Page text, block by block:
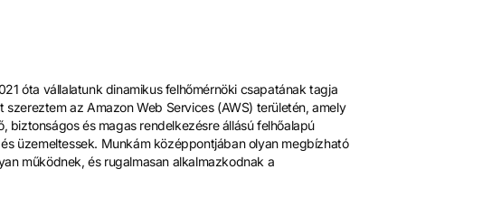
óta vállalatunk dinamikus felhőmérnöki csapatának tagja
az Amazon Web Services (AWS) területén, amely
biztonságos és magas rendelkezésre állású felhőalapú
üzemeltessek. Munkám középpontjában olyan megbízható
működnek, és rugalmasan alkalmazkodnak a